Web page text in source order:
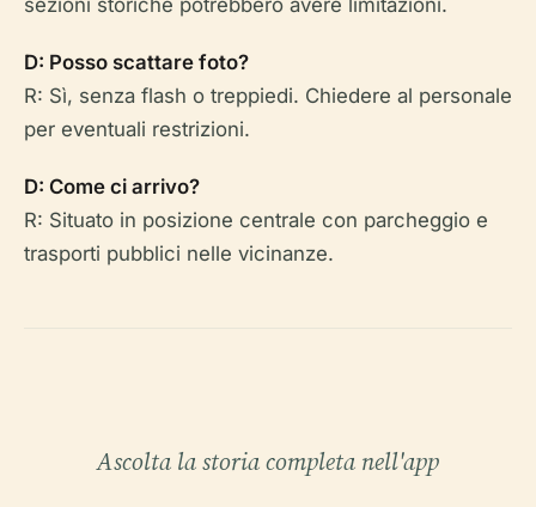
sezioni storiche potrebbero avere limitazioni.
D: Posso scattare foto?
R: Sì, senza flash o treppiedi. Chiedere al personale
per eventuali restrizioni.
D: Come ci arrivo?
R: Situato in posizione centrale con parcheggio e
trasporti pubblici nelle vicinanze.
Ascolta la storia completa nell'app